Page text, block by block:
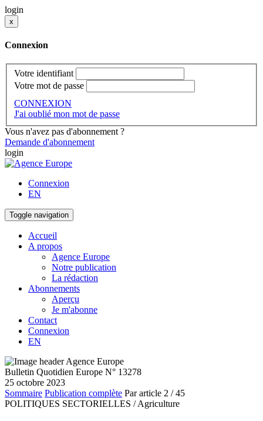
login
x
Connexion
Votre identifiant
Votre mot de passe
CONNEXION
J'ai oublié mon mot de passe
Vous n'avez pas d'abonnement ?
Demande d'abonnement
login
Connexion
EN
Toggle navigation
Accueil
A propos
Agence Europe
Notre publication
La rédaction
Abonnements
Aperçu
Je m'abonne
Contact
Connexion
EN
Bulletin Quotidien Europe N° 13278
25 octobre 2023
Sommaire Publication complète Par article 2 / 45
POLITIQUES SECTORIELLES / Agriculture